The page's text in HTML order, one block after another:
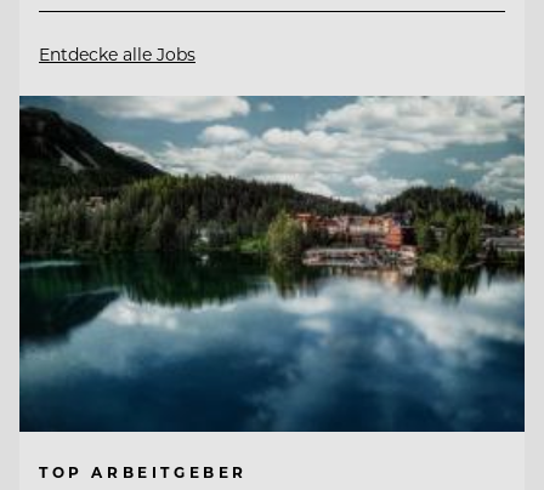
Entdecke alle Jobs
TOP ARBEITGEBER